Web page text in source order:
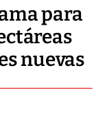
para
nuevas